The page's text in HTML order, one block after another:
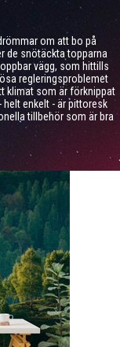
om att bo på
de snötäckta topparna
vägg, som hittills
regleringsproblemet
klimat som är förknippat
enkelt - är pittoresk
tillbehör som är bra